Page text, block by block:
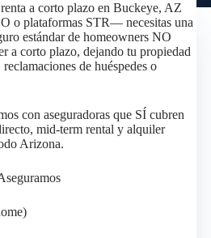
a corto plazo en Buckeye, AZ
o plataformas STR— necesitas una
estándar de homeowners NO
a corto plazo, dejando tu propiedad
de huéspedes o
con aseguradoras que SÍ cubren
mid-term rental y alquiler
Arizona.